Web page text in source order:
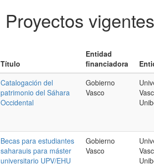
Proyectos
Título
Entidad
financiadora
Catalogación del
patrimonio del Sáhara
Occidental
Gobierno
Vasco
Becas para estudiantes
saharauis para máster
universitario UPV/EHU
Gobierno
Vasco